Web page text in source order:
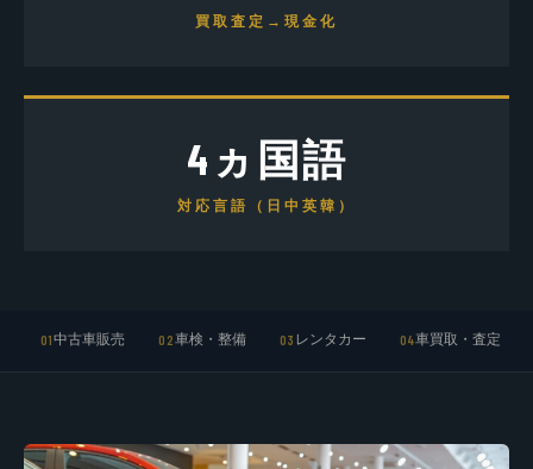
買取査定→現金化
4ヵ国語
対応言語（日中英韓）
01中古車販売 02車検・整備 03 レンタカー 04車買取・査定